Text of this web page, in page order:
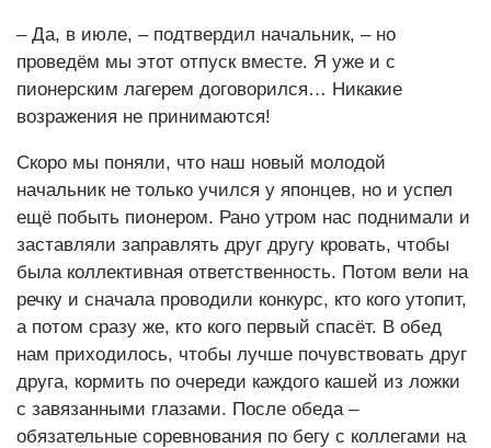
– Да, в июле, – подтвердил начальник, – но
проведём мы этот отпуск вместе. Я уже и с
пионерским лагерем договорился… Никакие
возражения не принимаются!
Скоро мы поняли, что наш новый молодой
начальник не только учился у японцев, но и успел
ещё побыть пионером. Рано утром нас поднимали и
заставляли заправлять друг другу кровать, чтобы
была коллективная ответственность. Потом вели на
речку и сначала проводили конкурс, кто кого утопит,
а потом сразу же, кто кого первый спасёт. В обед
нам приходилось, чтобы лучше почувствовать друг
друга, кормить по очереди каждого кашей из ложки
с завязанными глазами. После обеда –
обязательные соревнования по бегу с коллегами на